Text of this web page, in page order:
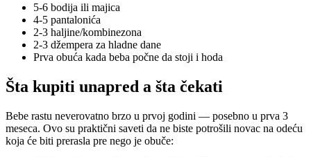
5-6 bodija ili majica
4-5 pantalonića
2-3 haljine/kombinezona
2-3 džempera za hladne dane
Prva obuća kada beba počne da stoji i hoda
Šta kupiti unapred a šta čekati
Bebe rastu neverovatno brzo u prvoj godini — posebno u prva 3
meseca. Ovo su praktični saveti da ne biste potrošili novac na odeću
koja će biti prerasla pre nego je obuče: